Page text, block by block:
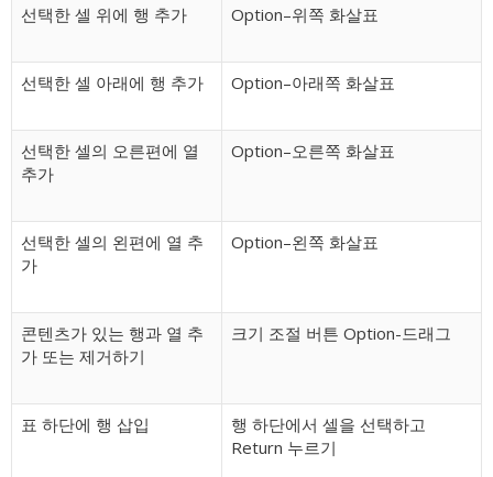
선택한 셀 위에 행 추가 Option–위쪽 화살표
선택한 셀 아래에 행 추가 Option–아래쪽 화살표
선택한 셀의 오른편에 열
추가
Option–오른쪽 화살표
선택한 셀의 왼편에 열 추
가
Option–왼쪽 화살표
콘텐츠가 있는 행과 열 추
가 또는 제거하기
크기 조절 버튼 Option-드래그
표 하단에 행 삽입
행 하단에서 셀을 선택하고
Return 누르기